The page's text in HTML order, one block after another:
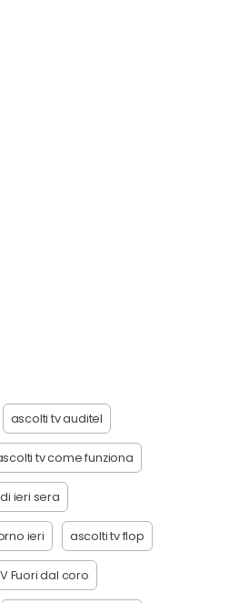
ascolti tv auditel
tv come funziona
ieri sera
ieri ascolti tv flop
Fuori dal coro